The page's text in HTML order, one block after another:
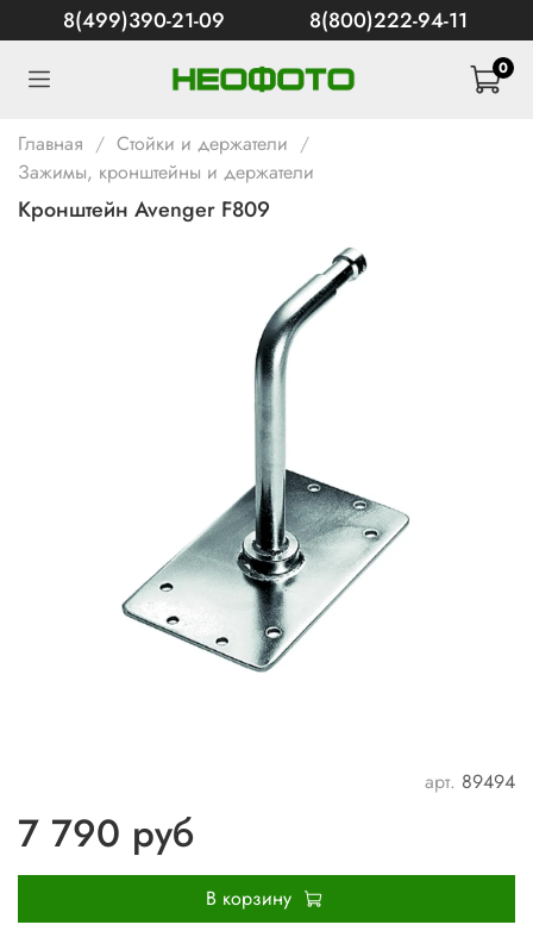
8(499)390-21-09 8(800)222-94-11
0
Главная
Стойки и держатели
Зажимы, кронштейны и держатели
Кронштейн Avenger F809
арт. 89494
7 790 руб
В корзину